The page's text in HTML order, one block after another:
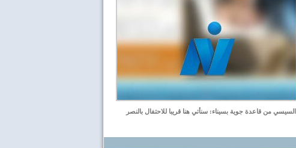
السيسي من قاعدة جوية بسيناء: سنأتي هنا قريبا للاحتفال بالنصر